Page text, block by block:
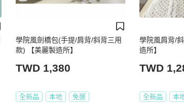
學院風劍橋包(手提/肩背/斜背三用
款) 【美麗製造所】
TWD 1,380
全新品 本地 免運
學院風肩背/
造所】
TWD
全新品 本